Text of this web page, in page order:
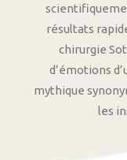
résultats
chirurgie
d’émotions
mythique
les